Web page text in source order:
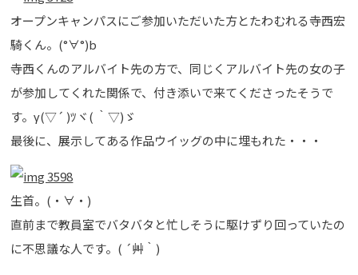
オープンキャンパスにご参加いただいた方とたわむれる寺西宏
騎くん。(°∀°)b
寺西くんのアルバイト先の方で、同じくアルバイト先の女の子
が参加してくれた関係で、付き添いで来てくださったそうで
す。γ(▽´ )ﾂヾ( ｀▽)ゞ
最後に、展示してある作品ウイッグの中に埋もれた・・・
生首。(・∀・)
直前まで教員室でバタバタと忙しそうに駆けずり回っていたの
に不思議な人です。( ´艸｀)